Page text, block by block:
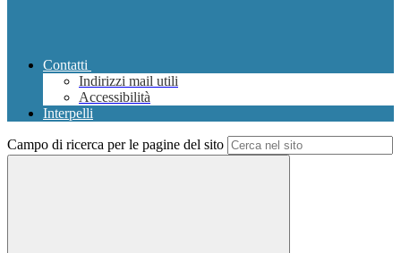
Contatti
Indirizzi mail utili
Accessibilità
Interpelli
Campo di ricerca per le pagine del sito